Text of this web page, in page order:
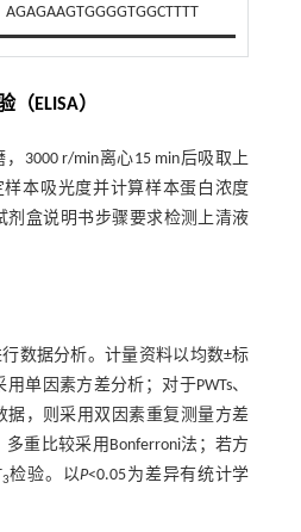
AGAGAAGTGGGGTGGCTTTT
ELISA）
3000 r/min离心15 min后吸取上
样本吸光度并计算样本蛋白浓度
剂盒说明书步骤要求检测上清液
行数据分析。计量资料以均数±标
单因素方差分析；对于PWTs、
据，则采用双因素重复测量方差
重比较采用Bonferroni法；若方
3检验。以P<0.05为差异有统计学